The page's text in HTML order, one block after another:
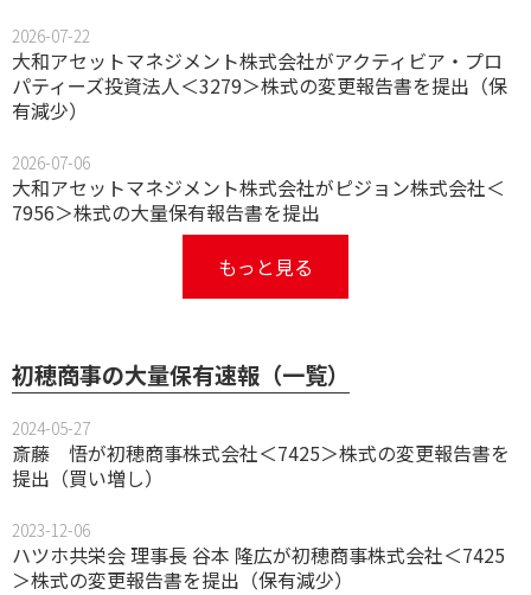
2026-07-22
大和アセットマネジメント株式会社がアクティビア・プロ
パティーズ投資法人＜3279＞株式の変更報告書を提出（保
有減少）
2026-07-06
大和アセットマネジメント株式会社がピジョン株式会社＜
7956＞株式の大量保有報告書を提出
もっと見る
初穂商事の大量保有速報（一覧）
2024-05-27
斎藤 悟が初穂商事株式会社＜7425＞株式の変更報告書を
提出（買い増し）
2023-12-06
ハツホ共栄会 理事長 谷本 隆広が初穂商事株式会社＜7425
＞株式の変更報告書を提出（保有減少）